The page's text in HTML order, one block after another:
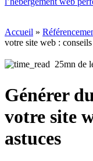
Accueil »
votre site web : conseils
25mn de
Générer
votre site
astuces